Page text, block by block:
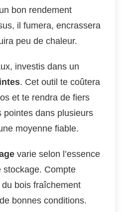
bon rendement
il fumera, encrassera
peu de chaleur.
investis dans un
. Cet outil te coûtera
et te rendra de fiers
pointes dans plusieurs
moyenne fiable.
varie selon l’essence
stockage. Compte
du bois fraîchement
bonnes conditions.